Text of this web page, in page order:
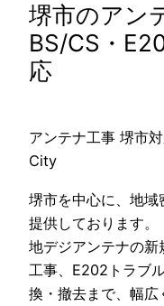
堺市のアン
BS/CS・
応
アンテナ工事 堺市
City
堺市を中心に、地
提供しております。
地デジアンテナの
工事、E202トラブ
換・撤去まで、幅広